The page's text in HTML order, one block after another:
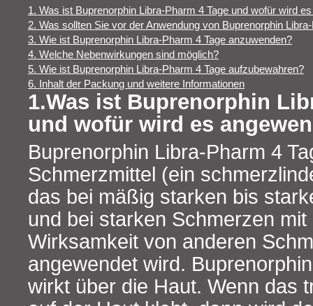
1. Was ist Buprenorphin Libra-Pharm 4 Tage und wofür wird
2. Was sollten Sie vor der Anwendung von Buprenorphin
3. Wie ist Buprenorphin Libra-Pharm 4 Tage anzuwenden?
4. Welche Nebenwirkungen sind möglich?
5. Wie ist Buprenorphin Libra-Pharm 4 Tage aufzubewahren?
6. Inhalt der Packung und weitere Informationen
1.Was ist Buprenorphin
und wofür wird es
Buprenorphin Libra-Pharm 4
Schmerzmittel (ein
das bei mäßig starken bis
und bei starken Schmerzen
Wirksamkeit von anderen
angewendet wird.
wirkt über die Haut. Wenn das